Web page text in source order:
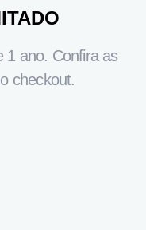
1 ano. Confira as
checkout.